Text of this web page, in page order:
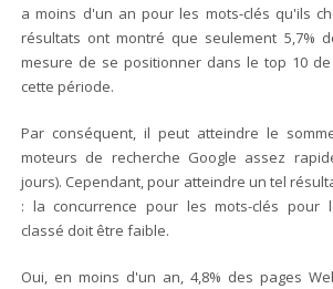
a moins d'un an pour les mots-clés qu'ils
résultats ont montré que seulement 5,7%
mesure de se positionner dans le top 10
cette période.
Par conséquent, il peut atteindre le
moteurs de recherche Google assez
jours). Cependant, pour atteindre un tel
: la concurrence pour les mots-clés pour
classé doit être faible.
Oui, en moins d'un an, 4,8% des pages